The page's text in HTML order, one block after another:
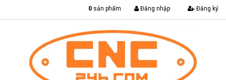
0 sản phẩm Đăng nhập Đăng ký